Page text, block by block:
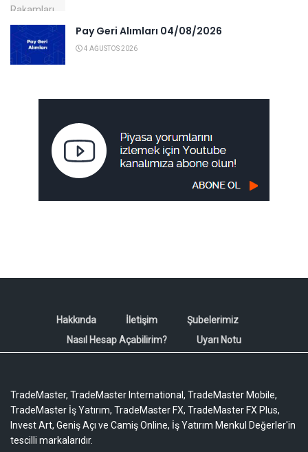
Pay Geri Alımları 04/08/2026
4 AĞUSTOS 2026
Hakkında İletişim
Şubelerimiz
Nasıl Hesap Açabilirim?
Uyarı Notu
TradeMaster, TradeMaster International, TradeMaster Mobile,
TradeMaster İş Yatırım, TradeMaster FX, TradeMaster FX Plus,
Invest Art, Geniş Açı ve Camiş Online, İş Yatırım Menkul Değerler'in
tescilli markalarıdır.